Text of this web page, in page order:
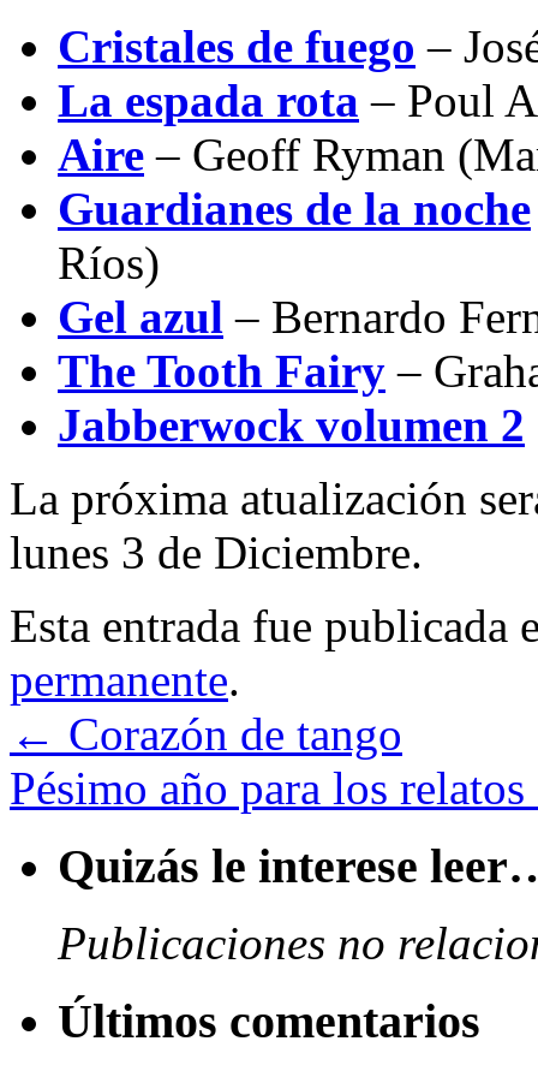
Cristales de fuego –
La espada rota – Poul
Aire – Geoff Ryman
Guardianes de la noche
Ríos)
Gel azul – Bernardo
The Tooth Fairy –
Jabberwock volumen 2
La próxima atualización
lunes 3 de Diciembre.
Esta entrada fue publicada
permanente.
← Corazón de tango
Pésimo año para los relatos
Quizás le interese
Publicaciones no
Últimos comentarios